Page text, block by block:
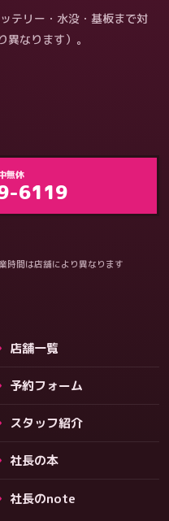
テリー・水没・基板まで対
なります）。
無休
6119
時間は店舗により異なります
店舗一覧
予約フォーム
スタッフ紹介
社長の本
社長のnote